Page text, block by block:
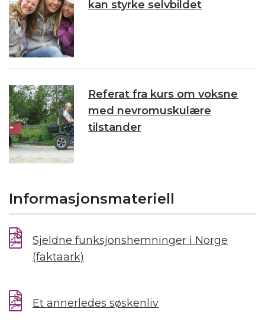
kan styrke selvbildet
Referat fra kurs om voksne
med nevromuskulære
tilstander
Informasjonsmateriell
Sjeldne funksjonshemninger i Norge
(faktaark)
Et annerledes søskenliv